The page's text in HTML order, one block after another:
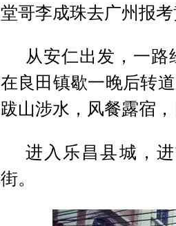
堂哥李成珠去广州报
从安仁出发，一
在良田镇歇一晚后转
跋山涉水，风餐露宿
进入乐昌县城，
街。